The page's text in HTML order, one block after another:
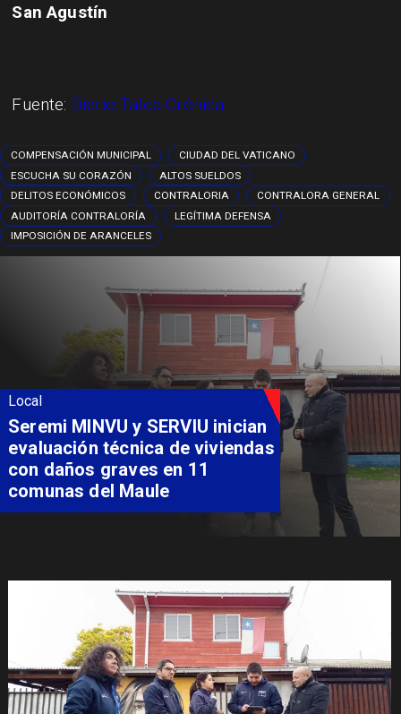
San Agustín
Fuente: Diario Talca Crónica
COMPENSACIÓN MUNICIPAL
CIUDAD DEL VATICANO
ESCUCHA SU CORAZÓN
ALTOS SUELDOS
DELITOS ECONÓMICOS
CONTRALORIA
CONTRALORA GENERAL
AUDITORÍA CONTRALORÍA
LEGÍTIMA DEFENSA
IMPOSICIÓN DE ARANCELES
Local
Fondo Orasmi entrega apoyo a
familia de Romeral para
costear alimentación
especializada de niño con
Síndrome de Intestino Corto